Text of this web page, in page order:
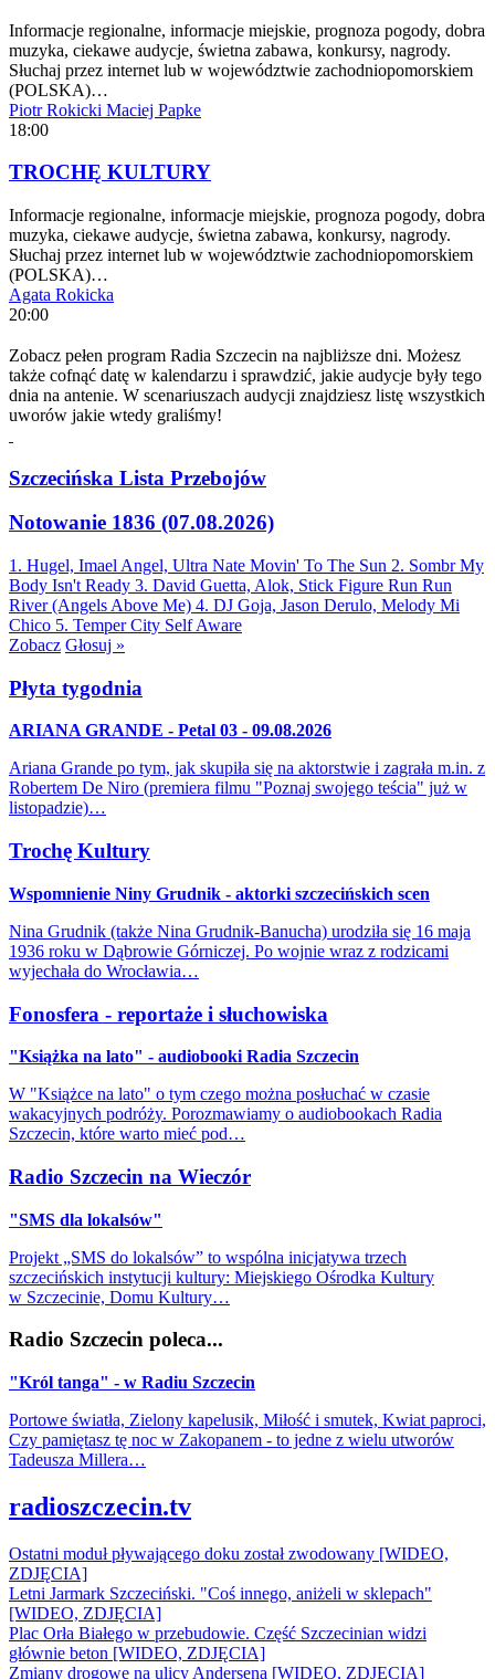
Informacje regionalne, informacje miejskie, prognoza pogody, dobra
muzyka, ciekawe audycje, świetna zabawa, konkursy, nagrody.
Słuchaj przez internet lub w województwie zachodniopomorskiem
(POLSKA)…
Piotr Rokicki Maciej Papke
18:00
TROCHĘ KULTURY
Informacje regionalne, informacje miejskie, prognoza pogody, dobra
muzyka, ciekawe audycje, świetna zabawa, konkursy, nagrody.
Słuchaj przez internet lub w województwie zachodniopomorskiem
(POLSKA)…
Agata Rokicka
20:00
Zobacz pełen program Radia Szczecin na najbliższe dni. Możesz
także cofnąć datę w kalendarzu i sprawdzić, jakie audycje były tego
dnia na antenie. W scenariuszach audycji znajdziesz listę wszystkich
uworów jakie wtedy graliśmy!
Szczecińska Lista Przebojów
Notowanie 1836 (07.08.2026)
1. Hugel, Imael Angel, Ultra Nate Movin' To The Sun 2. Sombr My
Body Isn't Ready 3. David Guetta, Alok, Stick Figure Run Run
River (Angels Above Me) 4. DJ Goja, Jason Derulo, Melody Mi
Chico 5. Temper City Self Aware
Zobacz Głosuj »
Płyta tygodnia
ARIANA GRANDE - Petal 03 - 09.08.2026
Ariana Grande po tym, jak skupiła się na aktorstwie i zagrała m.in. z
Robertem De Niro (premiera filmu "Poznaj swojego teścia" już w
listopadzie)…
Trochę Kultury
Wspomnienie Niny Grudnik - aktorki szczecińskich scen
Nina Grudnik (także Nina Grudnik-Banucha) urodziła się 16 maja
1936 roku w Dąbrowie Górniczej. Po wojnie wraz z rodzicami
wyjechała do Wrocławia…
Fonosfera - reportaże i słuchowiska
"Książka na lato" - audiobooki Radia Szczecin
W "Książce na lato" o tym czego można posłuchać w czasie
wakacyjnych podróży. Porozmawiamy o audiobookach Radia
Szczecin, które warto mieć pod…
Radio Szczecin na Wieczór
"SMS dla lokalsów"
Projekt „SMS do lokalsów” to wspólna inicjatywa trzech
szczecińskich instytucji kultury: Miejskiego Ośrodka Kultury
w Szczecinie, Domu Kultury…
Radio Szczecin poleca...
"Król tanga" - w Radiu Szczecin
Portowe światła, Zielony kapelusik, Miłość i smutek, Kwiat paproci,
Czy pamiętasz tę noc w Zakopanem - to jedne z wielu utworów
Tadeusza Millera…
radioszczecin.tv
Ostatni moduł pływającego doku został zwodowany [WIDEO,
ZDJĘCIA]
Letni Jarmark Szczeciński. "Coś innego, aniżeli w sklepach"
[WIDEO, ZDJĘCIA]
Plac Orła Białego w przebudowie. Część Szczecinian widzi
głównie beton [WIDEO, ZDJĘCIA]
Zmiany drogowe na ulicy Andersena [WIDEO, ZDJĘCIA]